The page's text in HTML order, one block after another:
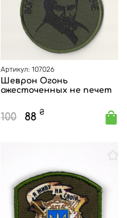
Артикул: 107026
Шеврон Огонь
ожесточенных не печет
100 88 ₴